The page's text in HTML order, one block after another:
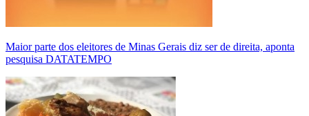
Maior parte dos eleitores de Minas Gerais diz ser de direita, aponta
pesquisa DATATEMPO